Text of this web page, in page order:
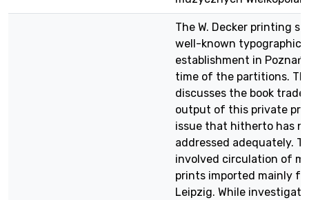
The W. Decker printing
well-known
establishment in Poznań
time of the partitions.
discusses the book
output of this private
issue that hitherto has
addressed adequately.
involved circulation of
prints imported mainly
Leipzig. While